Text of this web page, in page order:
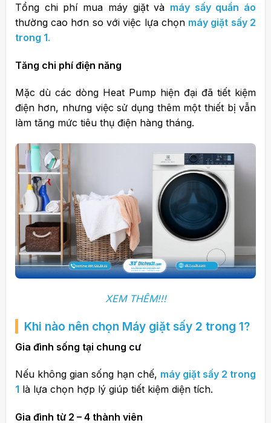
Tổng chi phí mua máy giặt và máy sấy quần áo
thường cao hơn so với việc lựa chọn máy giặt sấy 2
trong 1.
Tăng chi phí điện năng
Mặc dù các dòng Heat Pump hiện đại đã tiết kiệm
điện hơn, nhưng việc sử dụng thêm một thiết bị vẫn
làm tăng mức tiêu thụ điện hàng tháng.
XEM THÊM!!!
Khi nào nên chọn Máy giặt sấy 2 trong 1?
Gia đình sống tại chung cư
Nếu không gian sống hạn chế, máy giặt sấy 2 trong
1 là lựa chọn hợp lý giúp tiết kiệm diện tích.
Gia đình từ 2 – 4 thành viên